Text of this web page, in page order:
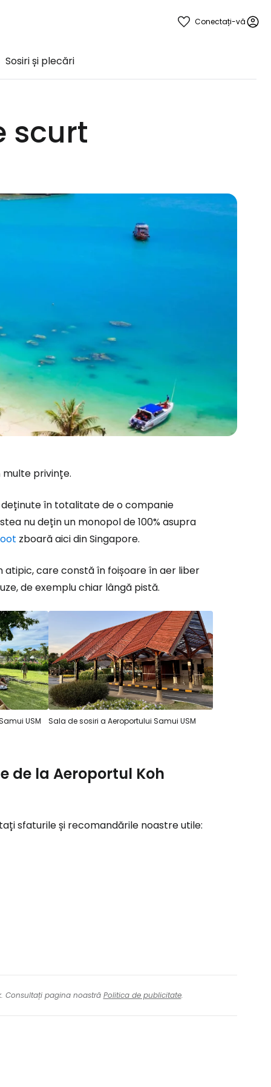
Conectați-vă
Sosiri și plecări
scurt
multe privințe.
în totalitate de o companie
nu dețin un monopol de 100% asupra
zboară aici din Singapore.
care constă în foișoare în aer liber
de exemplu chiar lângă pistă.
USM Sala de sosiri a Aeroportului Samui USM
de la Aeroportul Koh
sfaturile și recomandările noastre utile:
Consultați pagina noastră Politica de publicitate.
la Cestee
cu Google
cu Facebook